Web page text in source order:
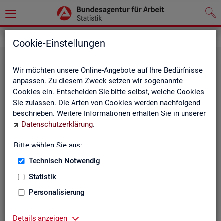
Cookie-Einstellungen
Wir möchten unsere Online-Angebote auf Ihre Bedürfnisse
anpassen. Zu diesem Zweck setzen wir sogenannte
Cookies ein. Entscheiden Sie bitte selbst, welche Cookies
Sie zulassen. Die Arten von Cookies werden nachfolgend
beschrieben. Weitere Informationen erhalten Sie in unserer
Datenschutzerklärung.
Bitte wählen Sie aus:
Technisch Notwendig
Statistik
Personalisierung
Details anzeigen
Der Bericht gibt einen Überblick über die aktuelle
Entwicklung am Arbeits- und Ausbildungsmarkt in